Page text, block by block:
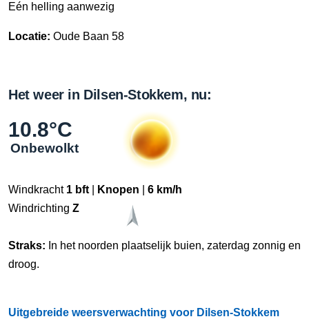
Eén helling aanwezig
Locatie: Oude Baan 58
Het weer in Dilsen-Stokkem, nu:
10.8°C
Onbewolkt
Windkracht 1 bft Knopen
6 km/h
Windrichting Z
Straks: In het noorden plaatselijk buien, zaterdag zonnig en
droog.
Uitgebreide weersverwachting voor Dilsen-Stokkem